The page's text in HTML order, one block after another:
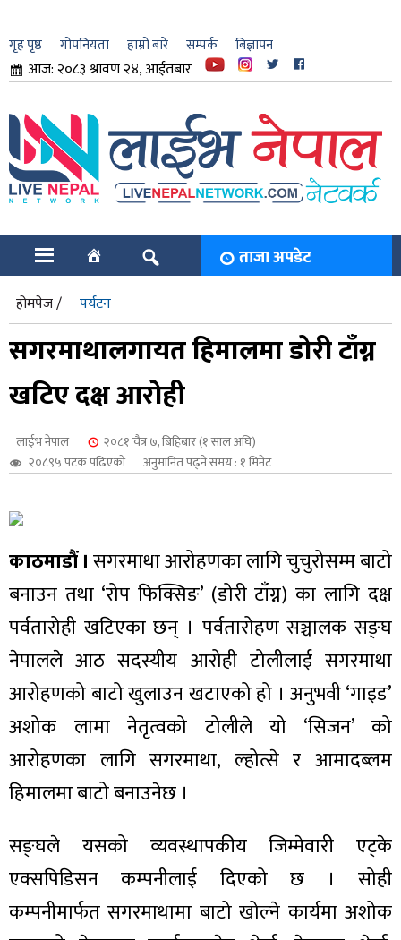
गृह पृष्ठ गोपनियता हाम्रो बारे सम्पर्क बिज्ञापन
आज: २०८३ श्रावण २४, आईतबार
ताजा अपडेट
होमपेज / पर्यटन
सगरमाथालगायत हिमालमा डोरी टाँग्न
खटिए दक्ष आरोही
लाईभ नेपाल
२०८१ चैत्र ७, बिहिबार (१ साल अघि)
२०८९५ पटक पढिएको
अनुमानित पढ्ने समय : १ मिनेट
काठमाडौं ।सगरमाथा आरोहणका लागि चुचुरोसम्म बाटो
बनाउन तथा ‘रोप फिक्सिङ’ (डोरी टाँग्न) का लागि दक्ष
पर्वतारोही खटिएका छन् । पर्वतारोहण सञ्चालक सङ्घ
नेपालले आठ सदस्यीय आरोही टोलीलाई सगरमाथा
आरोहणको बाटो खुलाउन खटाएको हो । अनुभवी ‘गाइड’
अशोक लामा नेतृत्वको टोलीले यो ‘सिजन’ को
आरोहणका लागि सगरमाथा, ल्होत्से र आमादब्लम
हिमालमा बाटो बनाउनेछ ।
सङ्घले यसको व्यवस्थापकीय जिम्मेवारी एट्के
एक्सपिडिसन कम्पनीलाई दिएको छ । सोही
कम्पनीमार्फत सगरमाथामा बाटो खोल्ने कार्यमा अशोक